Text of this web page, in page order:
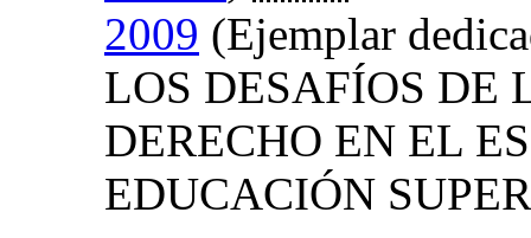
2009 (Ejemplar
LOS DESAFÍOS DE
DERECHO EN EL
EDUCACIÓN